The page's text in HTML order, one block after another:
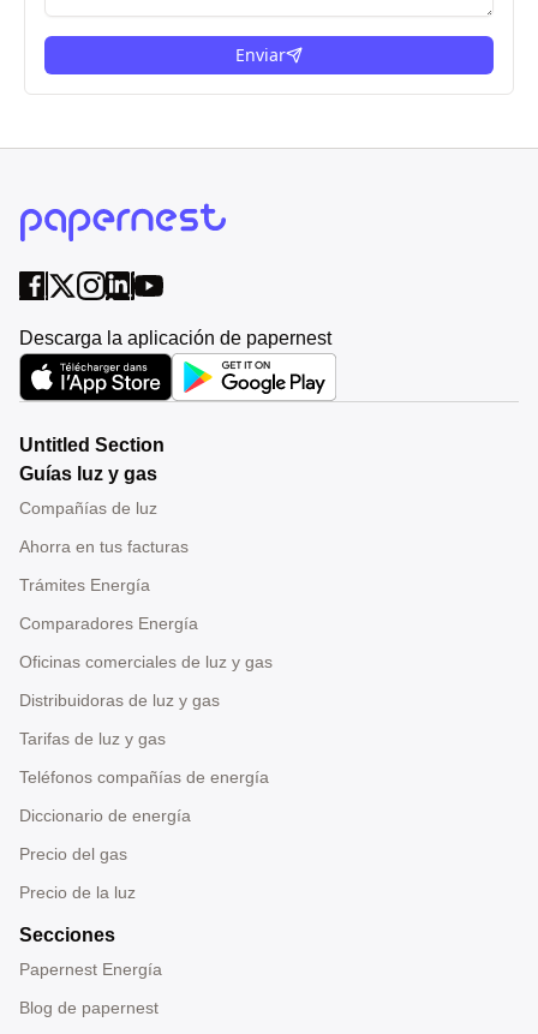
Enviar
Descarga la aplicación de papernest
Untitled Section
Guías luz y gas
Compañías de luz
Ahorra en tus facturas
Trámites Energía
Comparadores Energía
Oficinas comerciales de luz y gas
Distribuidoras de luz y gas
Tarifas de luz y gas
Teléfonos compañías de energía
Diccionario de energía
Precio del gas
Precio de la luz
Secciones
Papernest Energía
Blog de papernest